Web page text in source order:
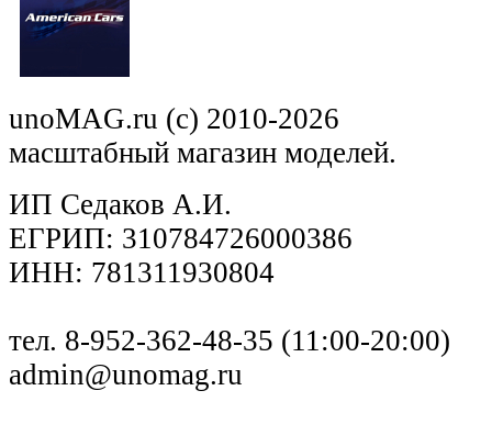
unoMAG.ru (c) 2010-2026
масштабный магазин моделей.
ИП Седаков А.И.
ЕГРИП: 310784726000386
ИНН: 781311930804
тел. 8-952-362-48-35 (11:00-20:00)
admin@unomag.ru